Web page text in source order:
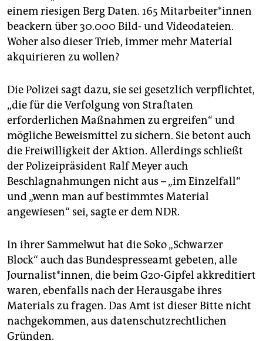
einem riesigen Berg Daten. 165 Mitarbeiter*innen
beackern über 30.000 Bild- und Videodateien.
Woher also dieser Trieb, immer mehr Material
akquirieren zu wollen?
Die Polizei sagt dazu, sie sei gesetzlich verpflichtet,
„die für die Verfolgung von Straftaten
erforderlichen Maßnahmen zu ergreifen“ und
mögliche Beweismittel zu sichern. Sie betont auch
die Freiwilligkeit der Aktion. Allerdings schließt
der Polizeipräsident Ralf Meyer auch
Beschlagnahmungen nicht aus – „im Einzelfall“
und „wenn man auf bestimmtes Material
angewiesen“ sei, sagte er dem NDR.
In ihrer Sammelwut hat die Soko „Schwarzer
Block“ auch das Bundespresseamt gebeten, alle
Journalist*innen, die beim G20-Gipfel akkreditiert
waren, ebenfalls nach der Herausgabe ihres
Materials zu fragen. Das Amt ist dieser Bitte nicht
nachgekommen, aus datenschutzrechtlichen
Gründen.